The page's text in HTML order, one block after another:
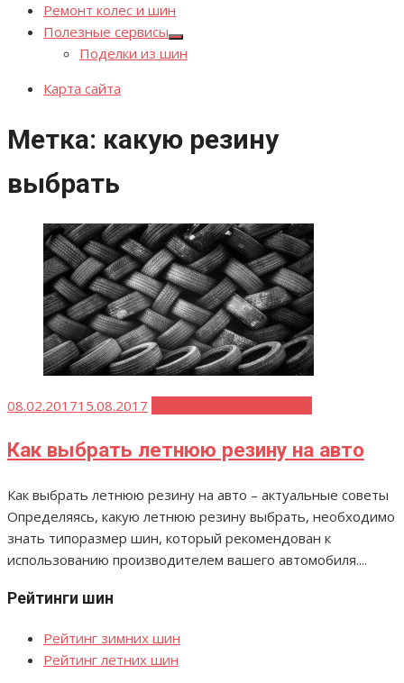
Ремонт колес и шин
Полезные сервисы
Показывать
подменю
Поделки из шин
Карта сайта
Метка: какую резину
выбрать
Опубликовано
08.02.201715.08.2017
Как выбрать летнюю резину на авто
Как выбрать летнюю резину на авто – актуальные советы
Определяясь, какую летнюю резину выбрать, необходимо
знать типоразмер шин, который рекомендован к
использованию производителем вашего автомобиля....
Рейтинги шин
Рейтинг зимних шин
Рейтинг летних шин